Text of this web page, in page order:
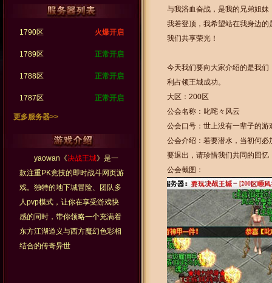
与我浴血奋战，是我的兄弟姐妹
我若登顶，我希望站在我身边的
我们共享荣光！
今天我们要向大家介绍的是我们
利占领王城成功。
大区：200区
公会名称：叱咤々风云
公会口号：世上没有一辈子的游
公会介绍：若要潜水，当初何
要退出，请珍惜我们共同的回
公会截图：
火爆开启
1790区
正常开启
1789区
正常开启
1788区
正常开启
1787区
更多服务器>>
yaowan《决战王城》是一
款注重PK竞技的即时战斗网页游
戏。独特的地下城冒险、团队多
人pvp模式，让你在享受游戏快
感的同时，带你领略一个充满着
东方江湖道义与西方魔幻色彩相
结合的传奇异世